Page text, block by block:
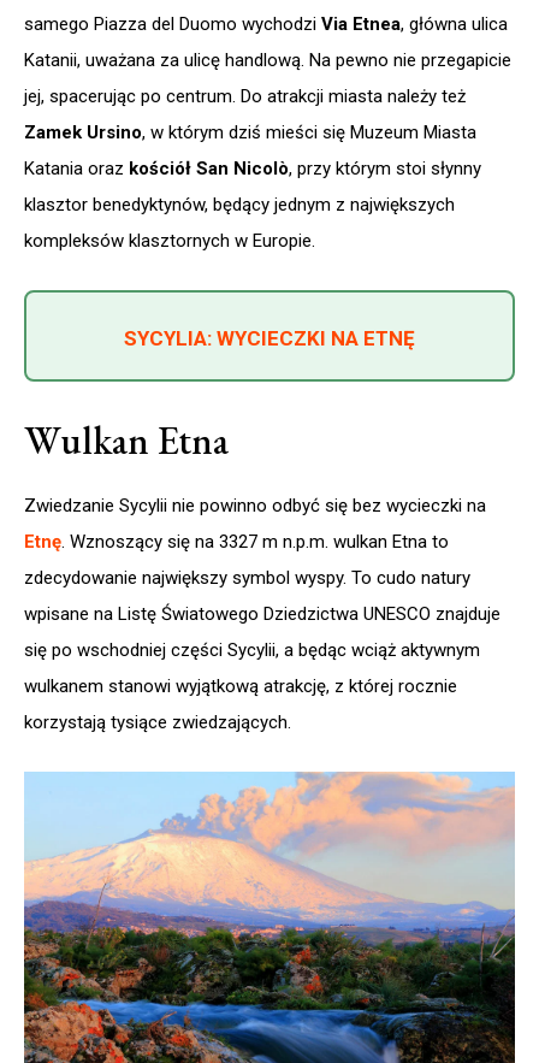
samego Piazza del Duomo wychodzi Via Etnea, główna ulica
Katanii, uważana za ulicę handlową. Na pewno nie przegapicie
jej, spacerując po centrum. Do atrakcji miasta należy też
Zamek Ursino, w którym dziś mieści się Muzeum Miasta
Katania oraz kościół San Nicolò, przy którym stoi słynny
klasztor benedyktynów, będący jednym z największych
kompleksów klasztornych w Europie.
SYCYLIA: WYCIECZKI NA ETNĘ
Wulkan Etna
Zwiedzanie Sycylii nie powinno odbyć się bez wycieczki na
Etnę . Wznoszący się na 3327 m n.p.m. wulkan Etna to
zdecydowanie największy symbol wyspy. To cudo natury
wpisane na Listę Światowego Dziedzictwa UNESCO znajduje
się po wschodniej części Sycylii, a będąc wciąż aktywnym
wulkanem stanowi wyjątkową atrakcję, z której rocznie
korzystają tysiące zwiedzających.